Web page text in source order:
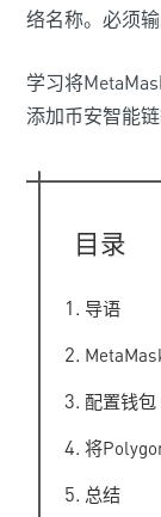
络名称。必须
学习将
添加币安智能链
目录
导语
配置钱包
将
总结